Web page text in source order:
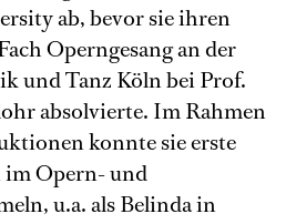
ab, bevor sie ihren
Operngesang an der
und Tanz Köln bei Prof.
absolvierte. Im Rahmen
konnte sie erste
Opern- und
u.a. als Belinda in